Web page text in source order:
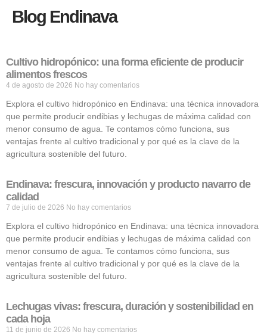
Blog Endinava
Cultivo hidropónico: una forma eficiente de producir
alimentos frescos
4 de agosto de 2026 No hay comentarios
Explora el cultivo hidropónico en Endinava: una técnica innovadora
que permite producir endibias y lechugas de máxima calidad con
menor consumo de agua. Te contamos cómo funciona, sus
ventajas frente al cultivo tradicional y por qué es la clave de la
agricultura sostenible del futuro.
Endinava: frescura, innovación y producto navarro de
calidad
7 de julio de 2026 No hay comentarios
Explora el cultivo hidropónico en Endinava: una técnica innovadora
que permite producir endibias y lechugas de máxima calidad con
menor consumo de agua. Te contamos cómo funciona, sus
ventajas frente al cultivo tradicional y por qué es la clave de la
agricultura sostenible del futuro.
Lechugas vivas: frescura, duración y sostenibilidad en
cada hoja
11 de junio de 2026 No hay comentarios